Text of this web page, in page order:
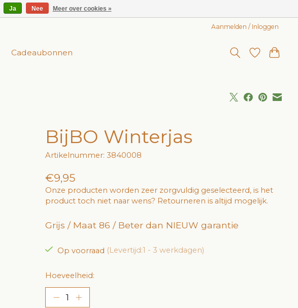
Aanmelden / Inloggen
Cadeaubonnen
BijBO Winterjas
Artikelnummer: 3840008
€9,95
Onze producten worden zeer zorgvuldig geselecteerd, is het
product toch niet naar wens? Retourneren is altijd mogelijk.
Grijs / Maat 86 / Beter dan NIEUW garantie
Op voorraad (Levertijd:1 - 3 werkdagen)
Hoeveelheid:
Ja Nee Meer over cookies »